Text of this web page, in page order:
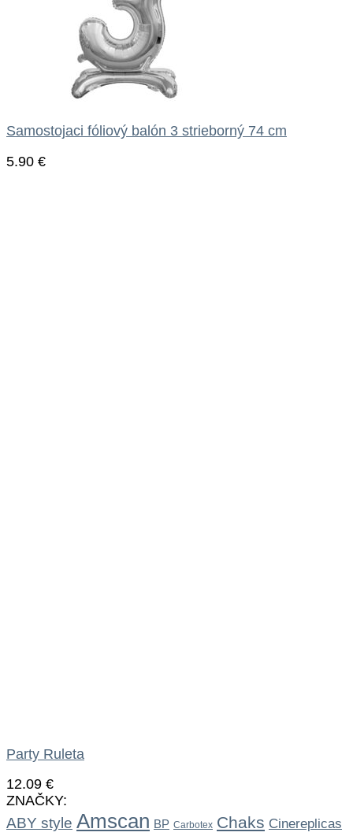
Samostojaci fóliový balón 3 strieborný 74 cm
5.90 €
Party Ruleta
12.09 €
ZNAČKY:
ABY style Amscan BP Carbotex Chaks Cinereplicas